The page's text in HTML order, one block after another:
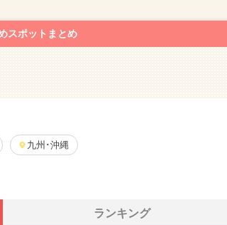
スポットまとめ
九州･沖縄
ランキング